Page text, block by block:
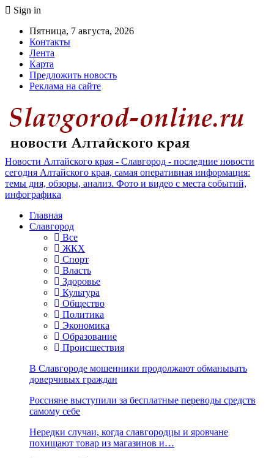
Sign in
Пятница, 7 августа, 2026
Контакты
Лента
Карта
Предложить новость
Реклама на сайте
Новости Алтайского края - Славгород - последние новости
сегодня Алтайского края, самая оперативная информация:
темы дня, обзоры, анализ. Фото и видео с места событий,
инфографика
Главная
Славгород
Все
ЖКХ
Спорт
Власть
Здоровье
Культура
Общество
Политика
Экономика
Образование
Происшествия
В Славгороде мошенники продолжают обманывать
доверчивых граждан
Россияне выступили за бесплатные переводы средств
самому себе
Нередки случаи, когда славгородцы и яровчане
похищают товар из магазинов и…